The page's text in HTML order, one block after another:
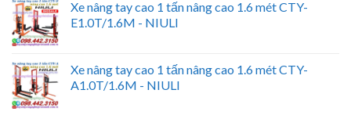
Xe nâng tay cao 1 tấn nâng cao 1.6 mét CTY-
E1.0T/1.6M - NIULI
Xe nâng tay cao 1 tấn nâng cao 1.6 mét CTY-
A1.0T/1.6M - NIULI